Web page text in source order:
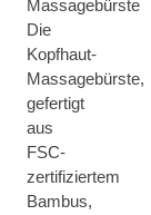
Massagebürste
Die
Kopfhaut-
Massagebürste,
gefertigt
aus
FSC-
zertifiziertem
Bambus,